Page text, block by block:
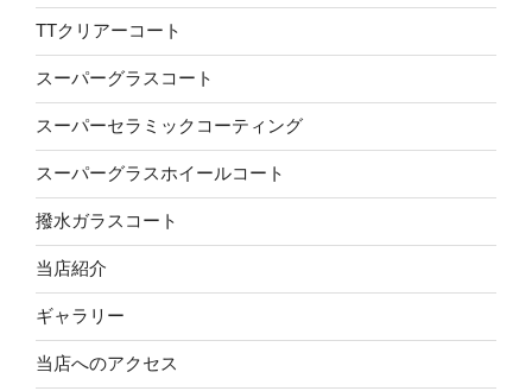
TTクリアーコート
スーパーグラスコート
スーパーセラミックコーティング
スーパーグラスホイールコート
撥水ガラスコート
当店紹介
ギャラリー
当店へのアクセス